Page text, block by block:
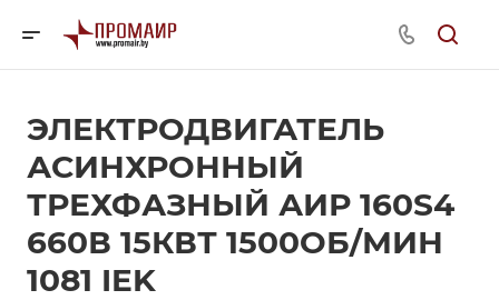
ЭЛЕКТРОДВИГАТЕЛЬ
АСИНХРОННЫЙ
ТРЕХФАЗНЫЙ АИР 160S4
660В 15КВТ 1500ОБ/МИН
1081 IEK